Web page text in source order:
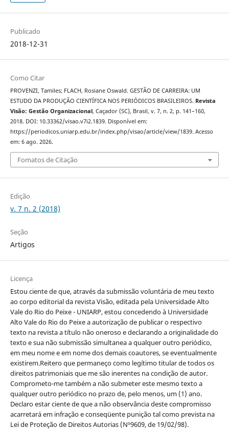
Publicado
2018-12-31
Como Citar
PROVENZI, Tamiles; FLACH, Rosiane Oswald. GESTÃO DE CARREIRA: UM
ESTUDO DA PRODUÇÃO CIENTÍFICA NOS PERIÓDICOS BRASILEIROS. Revista
Visão: Gestão Organizacional, Caçador (SC), Brasil, v. 7, n. 2, p. 141–160,
2018. DOI: 10.33362/visao.v7i2.1839. Disponível em:
https://periodicos.uniarp.edu.br/index.php/visao/article/view/1839. Acesso
em: 6 ago. 2026.
Fomatos de Citação
Edição
v. 7 n. 2 (2018)
Seção
Artigos
Licença
Estou ciente de que, através da submissão voluntária de meu texto
ao corpo editorial da revista Visão, editada pela Universidade Alto
Vale do Rio do Peixe - UNIARP, estou concedendo à Universidade
Alto Vale do Rio do Peixe a autorização de publicar o respectivo
texto na revista a título não oneroso e declarando a originalidade do
texto e sua não submissão simultanea a qualquer outro periódico,
em meu nome e em nome dos demais coautores, se eventualmente
existirem.Reitero que permaneço como legítimo titular de todos os
direitos patrimoniais que me são inerentes na condição de autor.
Comprometo-me também a não submeter este mesmo texto a
qualquer outro periódico no prazo de, pelo menos, um (1) ano.
Declaro estar ciente de que a não observância deste compromisso
acarretará em infração e conseqüente punição tal como prevista na
Lei de Proteção de Direitos Autorias (Nº9609, de 19/02/98).